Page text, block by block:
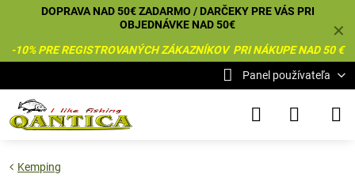
✕
DOPRAVA NAD 50€ ZADARMO / DARČEKY PRE VÁS PRI
OBJEDNÁVKE NAD 50€
-10% PRE REGISTROVANÝCH ZÁKAZNÍKOV PRI NÁKUPE NAD 50 €
Panel používateľa
Kemping